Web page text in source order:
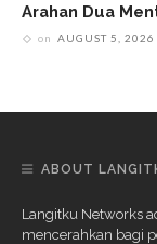
Arahan Dua
on AUGUST 5, 2026
ABOUT
Langitku Networks
mencerahkan bagi